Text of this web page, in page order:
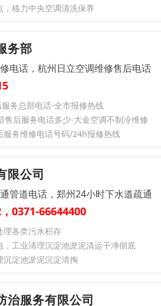
格力中央空调清洗保养
务部
电话，杭州日立空调维修售后电话
务总部电话-全市报修热线
售后服务电话多少-大金空调不制冷维修
服务维修电话号码/24h报修热线
限公司
管道电话，郑州24小时下水道疏通
0371-66644400
理各类污水积存
工业清理沉淀池淤泥清运干净彻底
淀池淤泥沉淀清掏
治服务有限公司